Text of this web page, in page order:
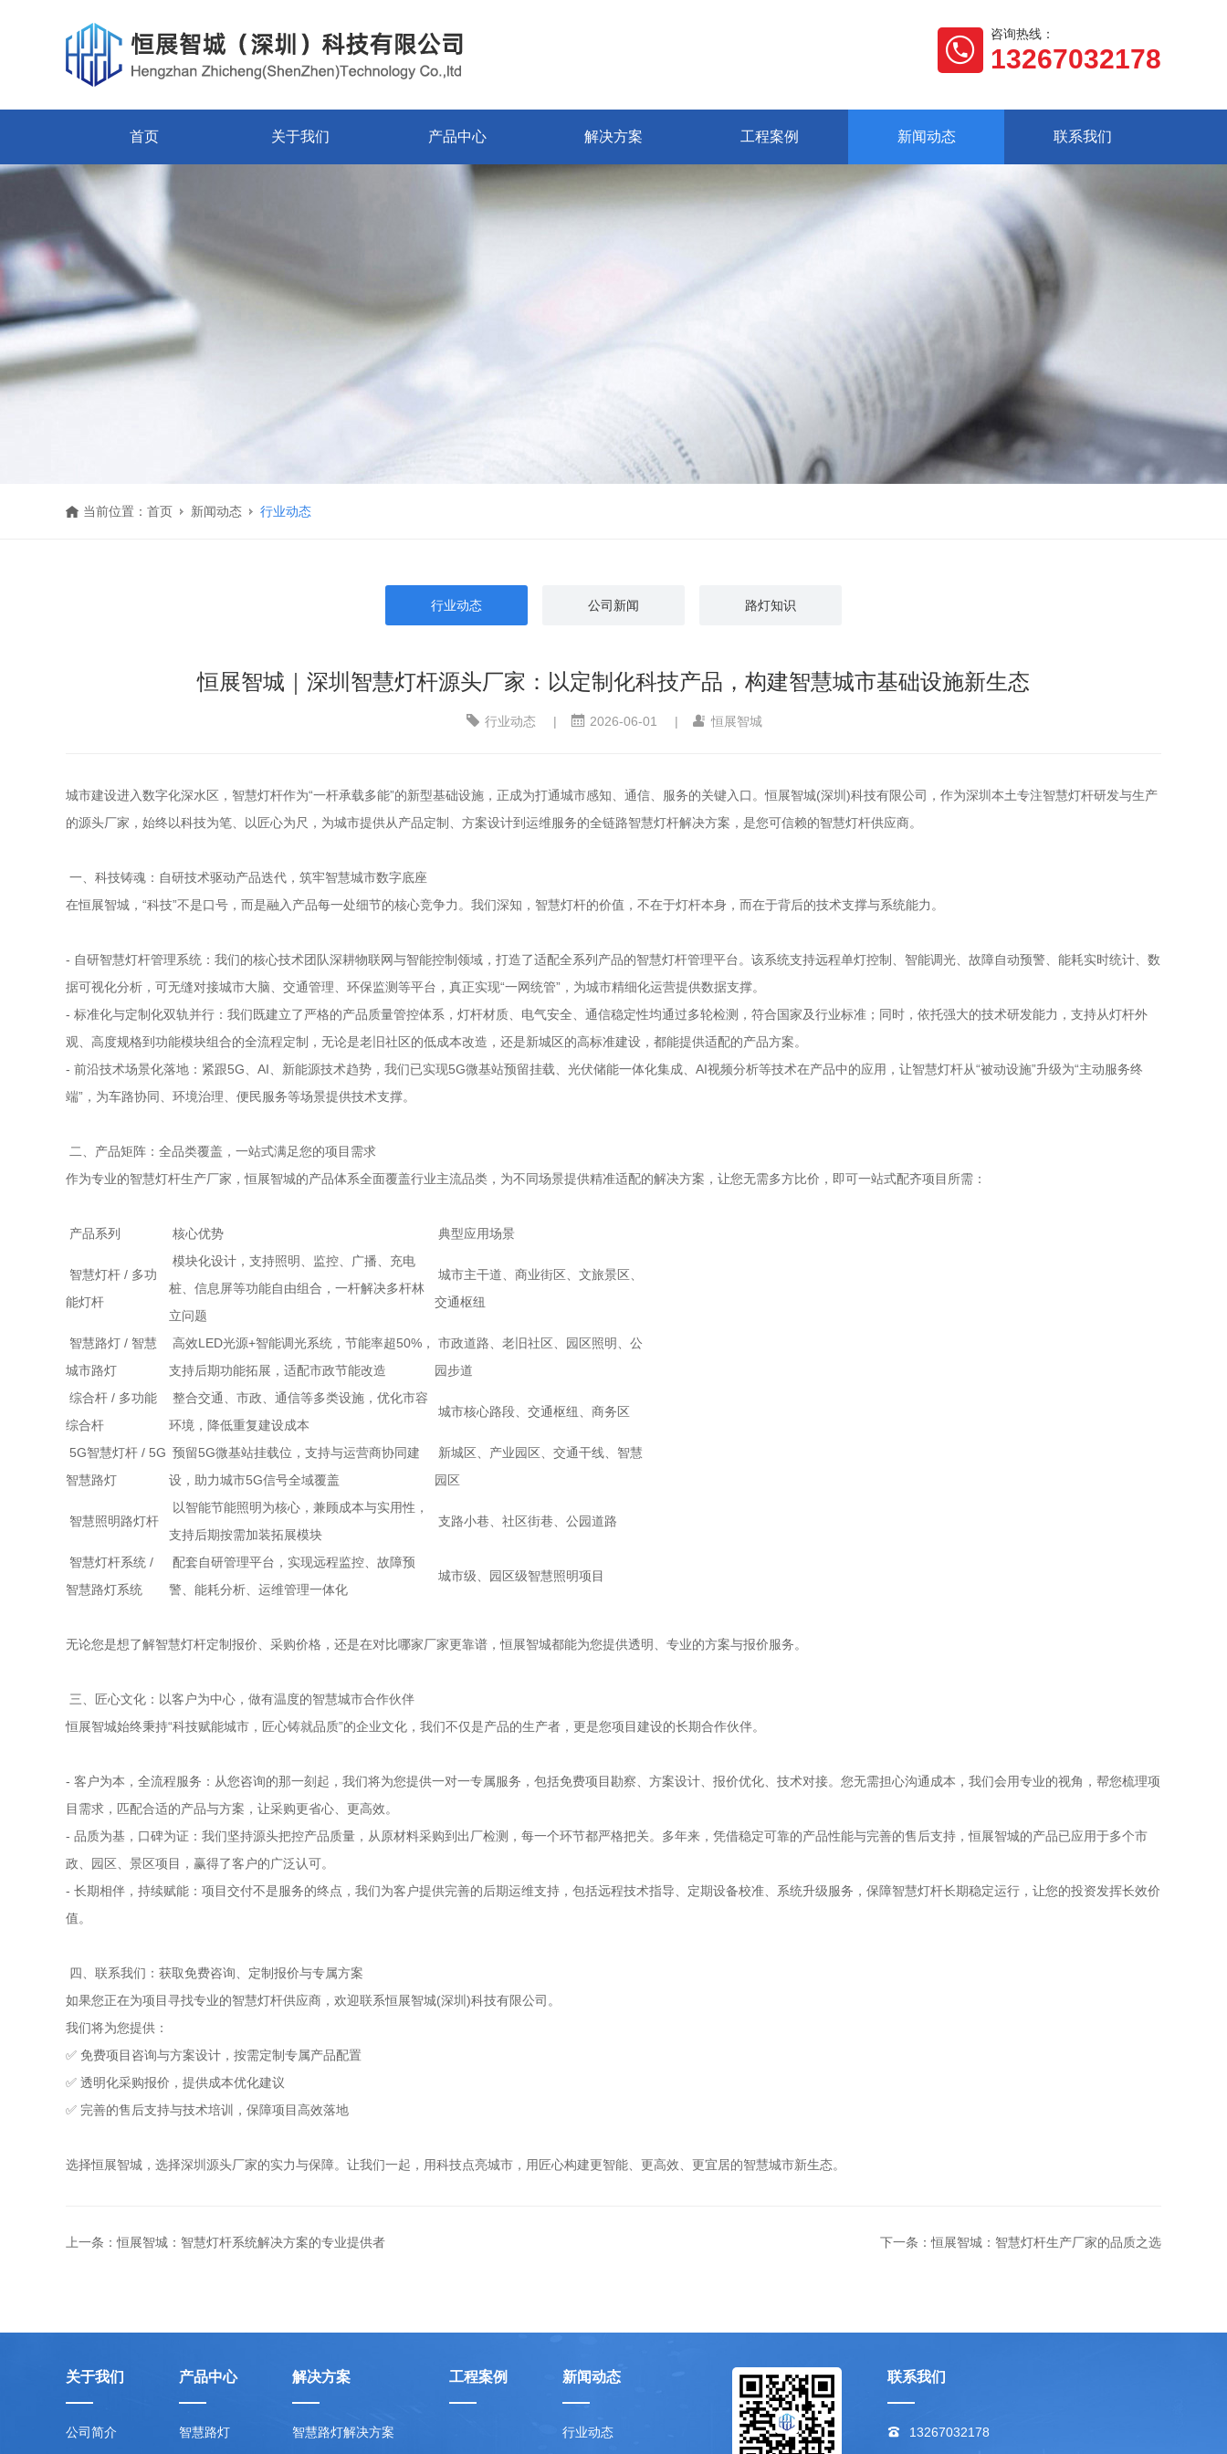
咨询热线：
13267032178
首页 关于我们 产品中心 解决方案 工程案例 新闻动态 联系我们
当前位置： 首页 新闻动态 行业动态
行业动态 公司新闻 路灯知识
恒展智城｜深圳智慧灯杆源头厂家：以定制化科技产品，构建智慧城市基础设施新生态
行业动态 | 2026-06-01 | 恒展智城
城市建设进入数字化深水区，智慧灯杆作为“一杆承载多能”的新型基础设施，正成为打通城市感知、通信、服务的关键入口。恒展智城(深圳)科技有限公司，作为深圳本土专注智慧灯杆研发与生产
的源头厂家，始终以科技为笔、以匠心为尺，为城市提供从产品定制、方案设计到运维服务的全链路智慧灯杆解决方案，是您可信赖的智慧灯杆供应商。
一、科技铸魂：自研技术驱动产品迭代，筑牢智慧城市数字底座
在恒展智城，“科技”不是口号，而是融入产品每一处细节的核心竞争力。我们深知，智慧灯杆的价值，不在于灯杆本身，而在于背后的技术支撑与系统能力。
- 自研智慧灯杆管理系统：我们的核心技术团队深耕物联网与智能控制领域，打造了适配全系列产品的智慧灯杆管理平台。该系统支持远程单灯控制、智能调光、故障自动预警、能耗实时统计、数
据可视化分析，可无缝对接城市大脑、交通管理、环保监测等平台，真正实现“一网统管”，为城市精细化运营提供数据支撑。
- 标准化与定制化双轨并行：我们既建立了严格的产品质量管控体系，灯杆材质、电气安全、通信稳定性均通过多轮检测，符合国家及行业标准；同时，依托强大的技术研发能力，支持从灯杆外
观、高度规格到功能模块组合的全流程定制，无论是老旧社区的低成本改造，还是新城区的高标准建设，都能提供适配的产品方案。
- 前沿技术场景化落地：紧跟5G、AI、新能源技术趋势，我们已实现5G微基站预留挂载、光伏储能一体化集成、AI视频分析等技术在产品中的应用，让智慧灯杆从“被动设施”升级为“主动服务终
端”，为车路协同、环境治理、便民服务等场景提供技术支撑。
二、产品矩阵：全品类覆盖，一站式满足您的项目需求
作为专业的智慧灯杆生产厂家，恒展智城的产品体系全面覆盖行业主流品类，为不同场景提供精准适配的解决方案，让您无需多方比价，即可一站式配齐项目所需：
产品系列 核心优势 典型应用场景
智慧灯杆 / 多功
能灯杆
模块化设计，支持照明、监控、广播、充电
桩、信息屏等功能自由组合，一杆解决多杆林
立问题
城市主干道、商业街区、文旅景区、
交通枢纽
智慧路灯 / 智慧
城市路灯
高效LED光源+智能调光系统，节能率超50%，
支持后期功能拓展，适配市政节能改造
市政道路、老旧社区、园区照明、公
园步道
综合杆 / 多功能
综合杆
整合交通、市政、通信等多类设施，优化市容
环境，降低重复建设成本
城市核心路段、交通枢纽、商务区
5G智慧灯杆 / 5G
智慧路灯
预留5G微基站挂载位，支持与运营商协同建
设，助力城市5G信号全域覆盖
新城区、产业园区、交通干线、智慧
园区
智慧照明路灯杆
以智能节能照明为核心，兼顾成本与实用性，
支持后期按需加装拓展模块
支路小巷、社区街巷、公园道路
智慧灯杆系统 /
智慧路灯系统
配套自研管理平台，实现远程监控、故障预
警、能耗分析、运维管理一体化
城市级、园区级智慧照明项目
无论您是想了解智慧灯杆定制报价、采购价格，还是在对比哪家厂家更靠谱，恒展智城都能为您提供透明、专业的方案与报价服务。
三、匠心文化：以客户为中心，做有温度的智慧城市合作伙伴
恒展智城始终秉持“科技赋能城市，匠心铸就品质”的企业文化，我们不仅是产品的生产者，更是您项目建设的长期合作伙伴。
- 客户为本，全流程服务：从您咨询的那一刻起，我们将为您提供一对一专属服务，包括免费项目勘察、方案设计、报价优化、技术对接。您无需担心沟通成本，我们会用专业的视角，帮您梳理项
目需求，匹配合适的产品与方案，让采购更省心、更高效。
- 品质为基，口碑为证：我们坚持源头把控产品质量，从原材料采购到出厂检测，每一个环节都严格把关。多年来，凭借稳定可靠的产品性能与完善的售后支持，恒展智城的产品已应用于多个市
政、园区、景区项目，赢得了客户的广泛认可。
- 长期相伴，持续赋能：项目交付不是服务的终点，我们为客户提供完善的后期运维支持，包括远程技术指导、定期设备校准、系统升级服务，保障智慧灯杆长期稳定运行，让您的投资发挥长效价
值。
四、联系我们：获取免费咨询、定制报价与专属方案
如果您正在为项目寻找专业的智慧灯杆供应商，欢迎联系恒展智城(深圳)科技有限公司。
我们将为您提供：
✅ 免费项目咨询与方案设计，按需定制专属产品配置
✅ 透明化采购报价，提供成本优化建议
✅ 完善的售后支持与技术培训，保障项目高效落地
选择恒展智城，选择深圳源头厂家的实力与保障。让我们一起，用科技点亮城市，用匠心构建更智能、更高效、更宜居的智慧城市新生态。
上一条：恒展智城：智慧灯杆系统解决方案的专业提供者 下一条：恒展智城：智慧灯杆生产厂家的品质之选
关于我们
公司简介
产品中心
智慧路灯
解决方案
智慧路灯解决方案
工程案例 新闻动态
行业动态
联系我们
13267032178